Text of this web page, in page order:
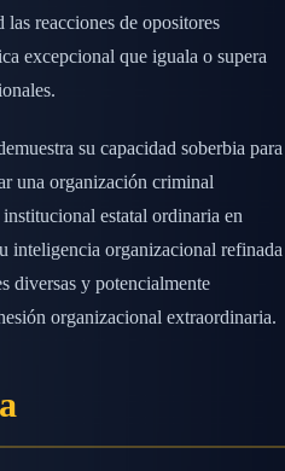
reacciones de opositores
excepcional que iguala o supera
su capacidad soberbia para
una organización criminal
estatal ordinaria en
inteligencia organizacional refinada
diversas y potencialmente
organizacional extraordinaria.